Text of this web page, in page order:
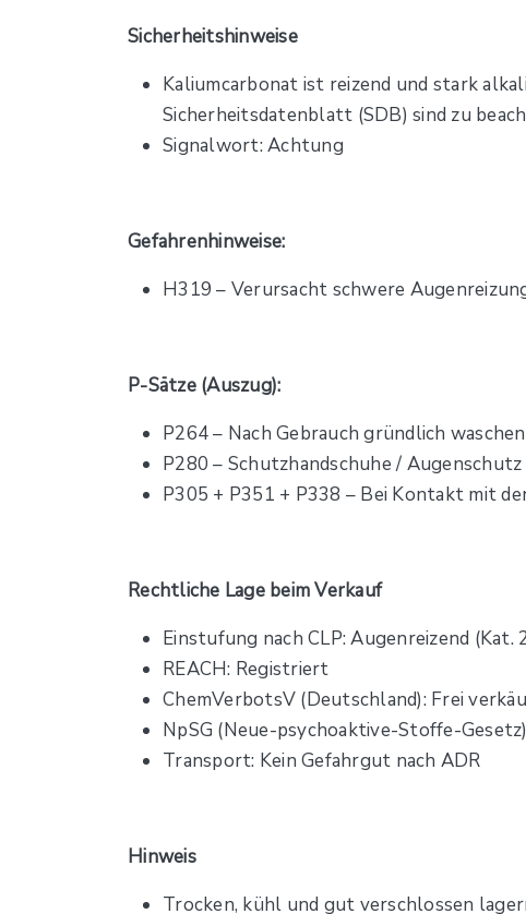
Sicherheitshinweise
Kaliumcarbonat ist reizend und stark
Sicherheitsdatenblatt (SDB) sind zu
Signalwort: Achtung
Gefahrenhinweise:
H319 – Verursacht schwere
P-Sätze (Auszug):
P264 – Nach Gebrauch gründlich waschen
P280 – Schutzhandschuhe /
P305 + P351 + P338 – Bei Kontakt mit
Rechtliche Lage beim Verkauf
Einstufung nach CLP: Augenreizend (Kat.
REACH: Registriert
ChemVerbotsV (Deutschland): Frei
NpSG (Neue-psychoaktive-Stoffe-
Transport: Kein Gefahrgut nach ADR
Hinweis
Trocken, kühl und gut verschlossen